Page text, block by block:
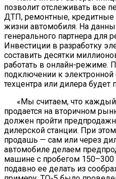
позволит отслеживать все
ДТП, ремонтные, кредитные
жизни автомобиля. На
генерального партнера для
Инвестиции в разработку
составить десятки
работать в онлайн-режиме.
подключении к электронной
техцентра или дилера
«Мы считаем, что
продается на вторичном
должен пройти
дилерской станции. При
продашь — сам или через
автомобиле делаем
машине с пробегом
подавно ее делать из